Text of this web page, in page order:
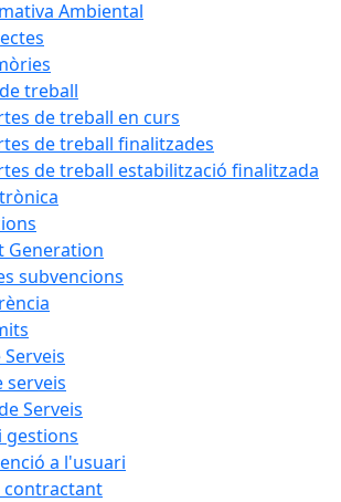
Ambiental
treball
de treball en curs
de treball finalitzades
de treball estabilització finalitzada
Generation
subvencions
serveis
Serveis
gestions
a l'usuari
contractant